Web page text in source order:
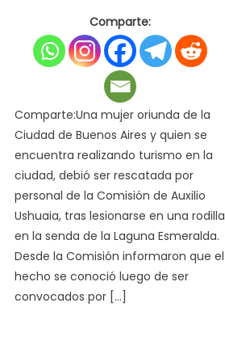
Comparte:
Comparte:Una mujer oriunda de la
Ciudad de Buenos Aires y quien se
encuentra realizando turismo en la
ciudad, debió ser rescatada por
personal de la Comisión de Auxilio
Ushuaia, tras lesionarse en una rodilla
en la senda de la Laguna Esmeralda.
Desde la Comisión informaron que el
hecho se conoció luego de ser
convocados por […]